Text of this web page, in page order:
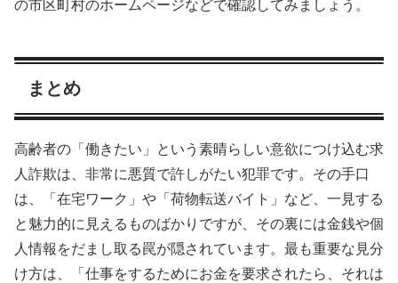
の市区町村のホームページなどで確認してみましょう。
まとめ
高齢者の「働きたい」という素晴らしい意欲につけ込む求
人詐欺は、非常に悪質で許しがたい犯罪です。その手口
は、「在宅ワーク」や「荷物転送バイト」など、一見する
と魅力的に見えるものばかりですが、その裏には金銭や個
人情報をだまし取る罠が隠されています。最も重要な見分
け方は、「仕事をするためにお金を要求されたら、それは